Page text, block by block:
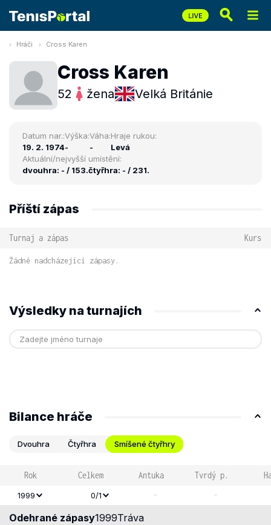
Hráči Cross Karen
Cross Karen
52 žena Velká Británie
Datum nar.:
19. 2. 1974
Výška:
-
Váha:
-
Hraje rukou:
Levá
Aktuální/nejvyšší umístění:
dvouhra: - / 153.čtyřhra: - / 231.
Příští zápas
Turnaj a zápas Kurs
Žádné nadcházející zápasy.
Výsledky na turnajích
Bilance hráče
Dvouhra Čtyřhra Smíšené čtyřhry
Rok Celkem Antuka Tvrdý p.
1999 0/1 - -
Odehrané zápasy1999Tráva